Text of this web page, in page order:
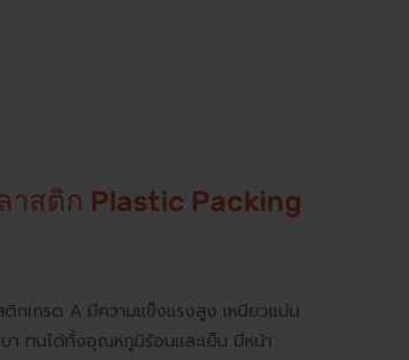
าสติก Plastic Packing
ติกเกรด A มีความแข็งแรงสูง เหนียวแน่น
า ทนได้ทั้งอุณหภูมิร้อนและเย็น มีหน้า